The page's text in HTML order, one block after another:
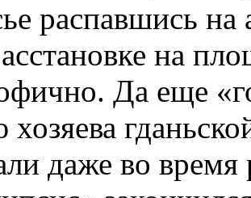
распавшись
на
Да еще
хозяева
даже во